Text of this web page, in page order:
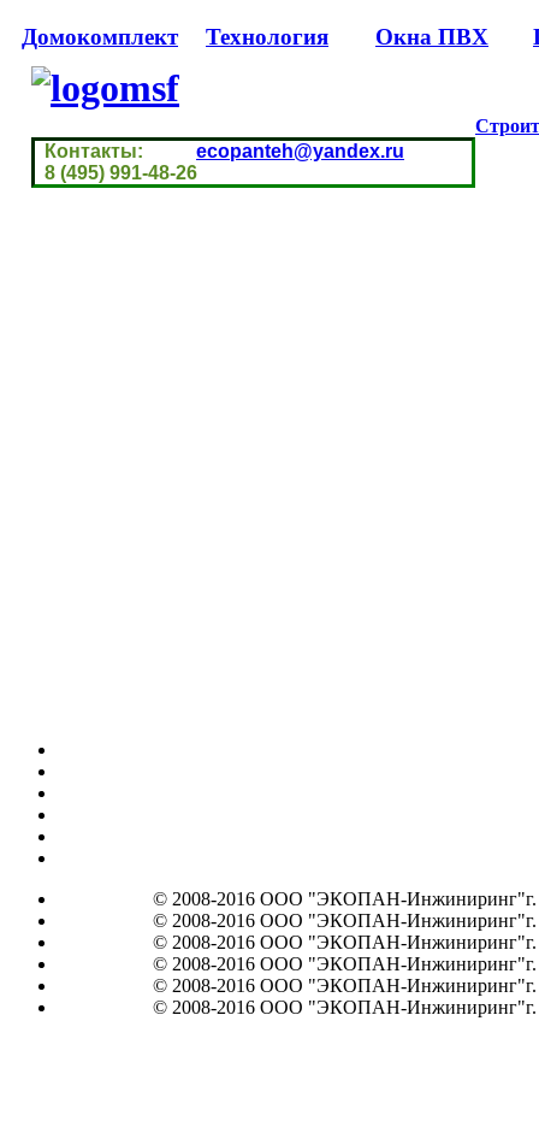
Домокомплект Технология Окна ПВХ
Контакты: ecopanteh@yandex.ru
8 (495) 991-48-26
© 2008-2016 ООО "ЭКОПАН-Инжиниринг"г.
© 2008-2016 ООО "ЭКОПАН-Инжиниринг"г.
© 2008-2016 ООО "ЭКОПАН-Инжиниринг"г.
© 2008-2016 ООО "ЭКОПАН-Инжиниринг"г.
© 2008-2016 ООО "ЭКОПАН-Инжиниринг"г.
© 2008-2016 ООО "ЭКОПАН-Инжиниринг"г.